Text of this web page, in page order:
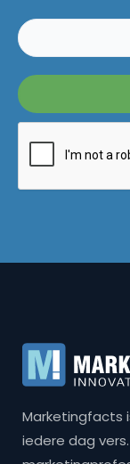
Marketingfacts
iedere dag